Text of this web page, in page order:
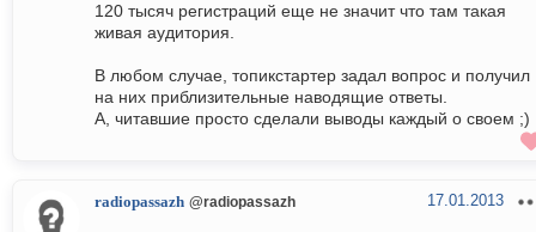
120 тысяч регистраций еще не значит что там такая
живая аудитория.
В любом случае, топикстартер задал вопрос и получил
на них приблизительные наводящие ответы.
А, читавшие просто сделали выводы каждый о своем ;)
radiopassazh @radiopassazh 17.01.2013